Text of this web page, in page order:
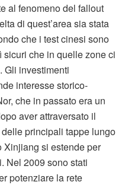
al fenomeno del fallout
di quest’area sia stata
che i test cinesi sono
che in quelle zone ci
Gli investimenti
interesse storico-
che in passato era un
aver attraversato il
principali tappe lungo
Xinjiang si estende per
Nel 2009 sono stati
potenziare la rete